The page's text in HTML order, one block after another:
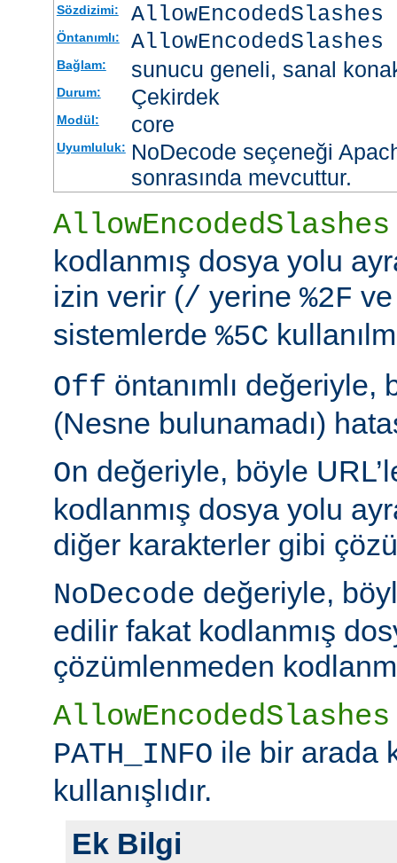
Sözdizimi: AllowEncodedSlashes
Öntanımlı:
Bağlam: sunucu geneli, sanal
Durum: Çekirdek
Modül: core
Uyumluluk: NoDecode seçeneği
sonrasında mevcuttur.
AllowEncodedSlashes
kodlanmış dosya yolu
izin verir (/ yerine %2F
sistemlerde %5C
Off öntanımlı değeriyle,
(Nesne bulunamadı)
On değeriyle, böyle
kodlanmış dosya yolu
diğer karakterler gibi
NoDecode değeriyle,
edilir fakat kodlanmış
çözümlenmeden
AllowEncodedSlashes
PATH_INFO ile bir arada
kullanışlıdır.
Ek Bilgi